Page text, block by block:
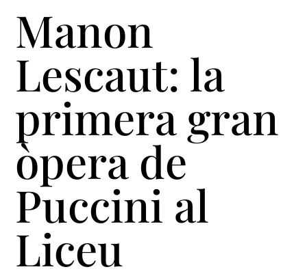
Manon
Lescaut: la
primera gran
òpera de
Puccini al
Liceu